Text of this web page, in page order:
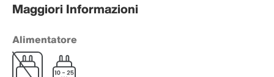
Maggiori Informazioni
Alimentatore